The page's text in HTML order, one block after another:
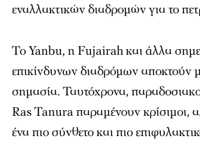
εναλλακτικών διαδρομών για το
Το Yanbu, η Fujairah και άλλα
επικίνδυνων διαδρόμων αποκτούν
σημασία. Ταυτόχρονα,
Ras Tanura παραμένουν κρίσιμοι,
ένα πιο σύνθετο και πιο